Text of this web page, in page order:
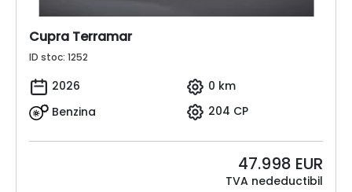
Cupra Terramar
ID stoc: 1252
2026
0 km
Benzina
204 CP
47.998 EUR
TVA nedeductibil